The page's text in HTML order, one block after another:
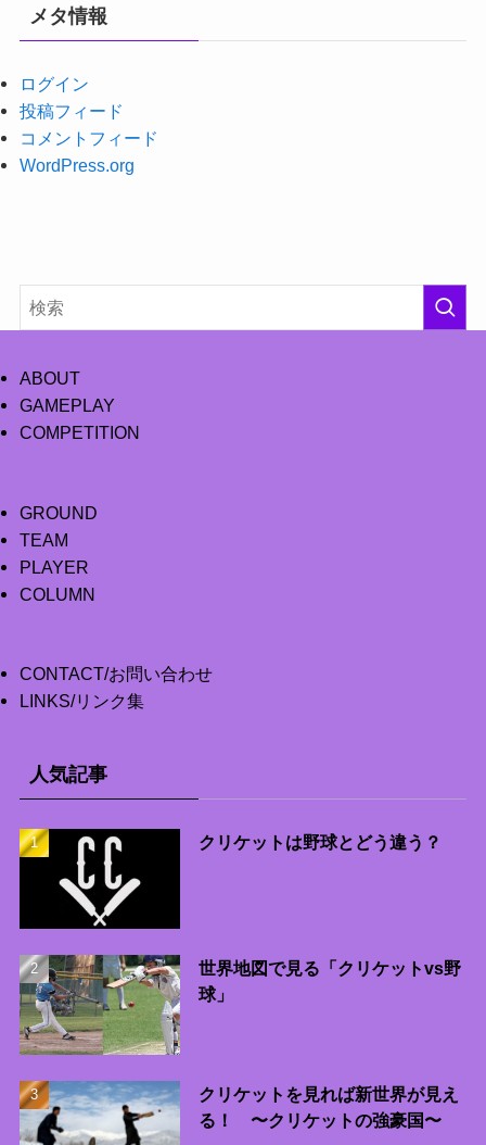
メタ情報
ログイン
投稿フィード
コメントフィード
WordPress.org
ABOUT
GAMEPLAY
COMPETITION
GROUND
TEAM
PLAYER
COLUMN
CONTACT/お問い合わせ
LINKS/リンク集
人気記事
クリケットは野球とどう違う？
世界地図で見る「クリケットvs野
球」
クリケットを見れば新世界が見え
る！ 〜クリケットの強豪国〜